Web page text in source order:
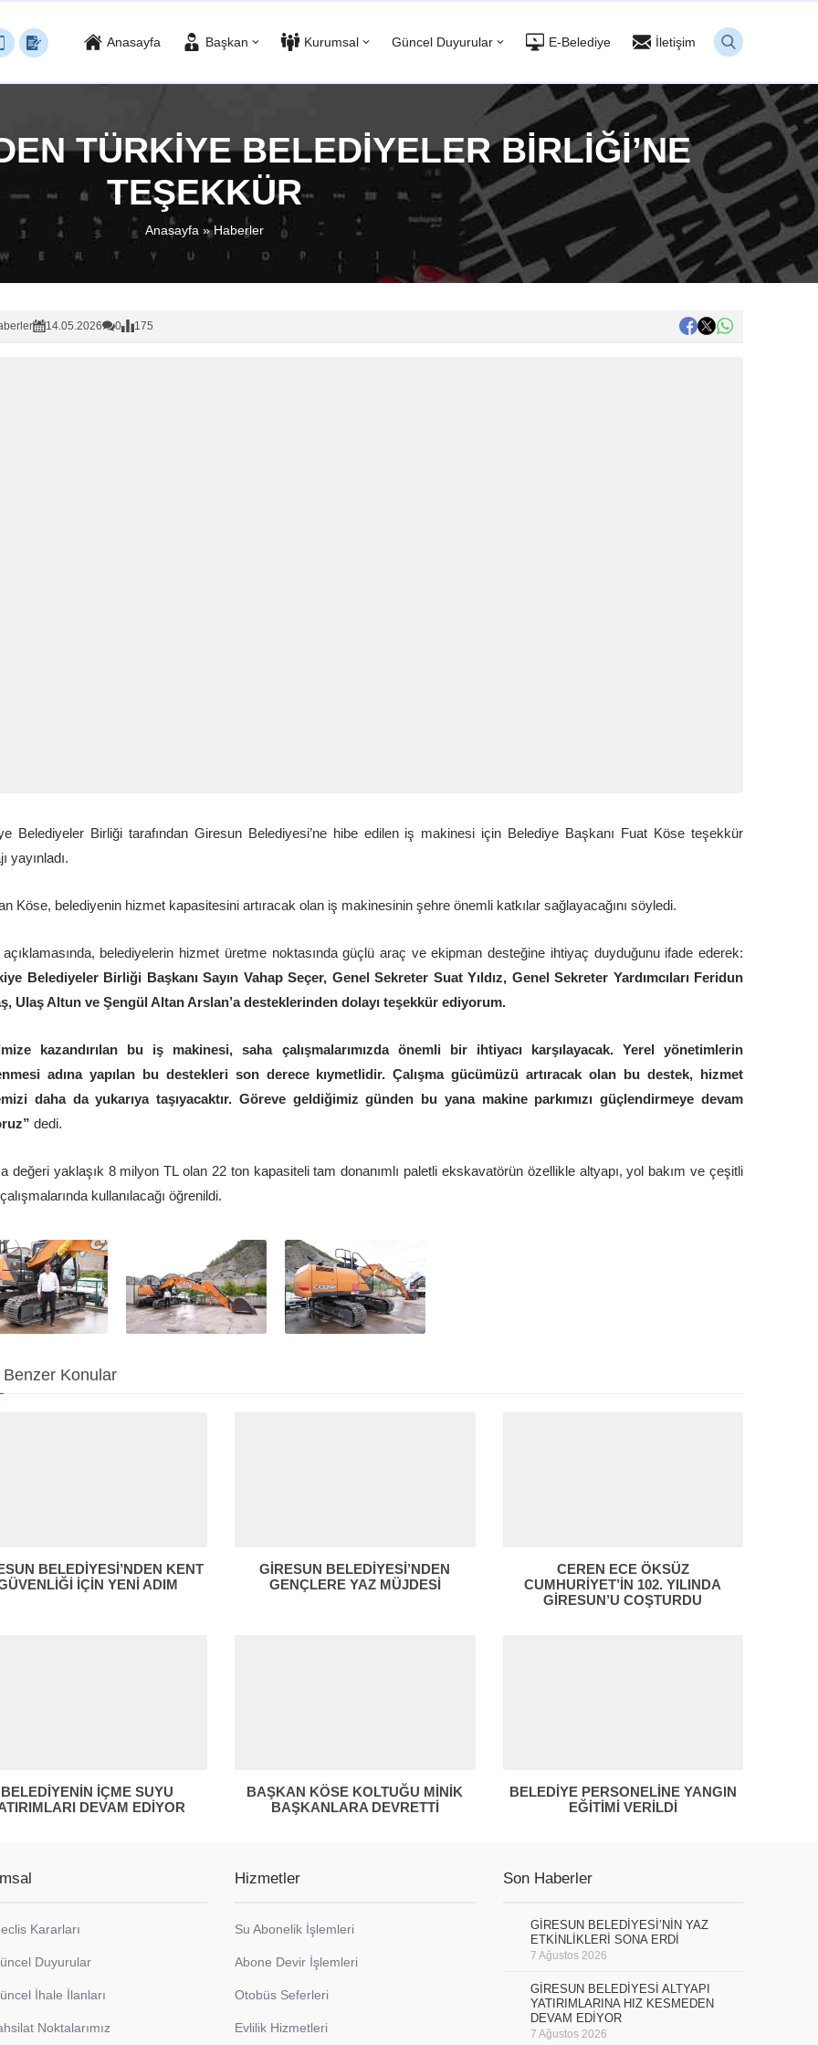
Anasayfa Başkan Kurumsal Güncel Duyurular E-Belediye İletişim
TÜRKİYE BELEDİYELER BİRLİĞİ’NE
TEŞEKKÜR
Anasayfa »Haberler
14.05.2026 0 175
Belediyeler Birliği tarafından Giresun Belediyesi’ne hibe edilen iş makinesi için Belediye Başkanı Fuat Köse teşekkür
yayınladı.
Köse, belediyenin hizmet kapasitesini artıracak olan iş makinesinin şehre önemli katkılar sağlayacağını söyledi.
belediyelerin hizmet üretme noktasında güçlü araç ve ekipman desteğine ihtiyaç duyduğunu ifade ederek:
Belediyeler Birliği Başkanı Sayın Vahap Seçer, Genel Sekreter Suat Yıldız, Genel Sekreter Yardımcıları Feridun
Ulaş Altun ve Şengül Altan Arslan’a desteklerinden dolayı teşekkür ediyorum.
kazandırılan bu iş makinesi, saha çalışmalarımızda önemli bir ihtiyacı karşılayacak. Yerel yönetimlerin
adına yapılan bu destekleri son derece kıymetlidir. Çalışma gücümüzü artıracak olan bu destek, hizmet
daha da yukarıya taşıyacaktır. Göreve geldiğimiz günden bu yana makine parkımızı güçlendirmeye devam
dedi.
değeri yaklaşık 8 milyon TL olan 22 ton kapasiteli tam donanımlı paletli ekskavatörün özellikle altyapı, yol bakım ve çeşitli
kullanılacağı öğrenildi.
Benzer Konular
BELEDİYESİ’NDEN KENT
İÇİN YENİ ADIM
GİRESUN BELEDİYESİ’NDEN
GENÇLERE YAZ MÜJDESİ
CEREN ECE ÖKSÜZ
CUMHURİYET’İN 102. YILINDA
GİRESUN’U COŞTURDU
BELEDİYENİN İÇME SUYU
DEVAM EDİYOR
BAŞKAN KÖSE KOLTUĞU MİNİK
BAŞKANLARA DEVRETTİ
BELEDİYE PERSONELİNE YANGIN
EĞİTİMİ VERİLDİ
Kararları
Duyurular
İhale İlanları
Noktalarımız
Hizmetler
Su Abonelik İşlemleri
Abone Devir İşlemleri
Otobüs Seferleri
Evlilik Hizmetleri
Son Haberler
GİRESUN BELEDİYESİ’NİN YAZ
ETKİNLİKLERİ SONA ERDİ
7 Ağustos 2026
GİRESUN BELEDİYESİ ALTYAPI
YATIRIMLARINA HIZ KESMEDEN
DEVAM EDİYOR
7 Ağustos 2026